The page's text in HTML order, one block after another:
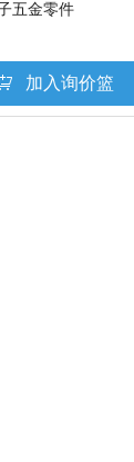
五金零件
加入询价篮